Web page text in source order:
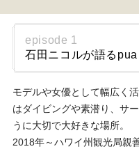
episode 1
石田ニコルが語る
モデルや女優として幅広く
はダイビングや素潜り、サ
うに大切で大好きな場所。
2018年～ハワイ州観光局親